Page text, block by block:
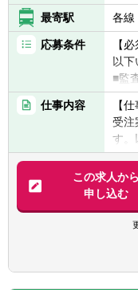
最寄駅 各線
応募条件
【
以下
■監
■公
■米
【
■マ
■会
【
■誰
仕事内容
【
受注
す。
■税
■デ
■コ
ー
※業
が
いし
この求人から
申し込む